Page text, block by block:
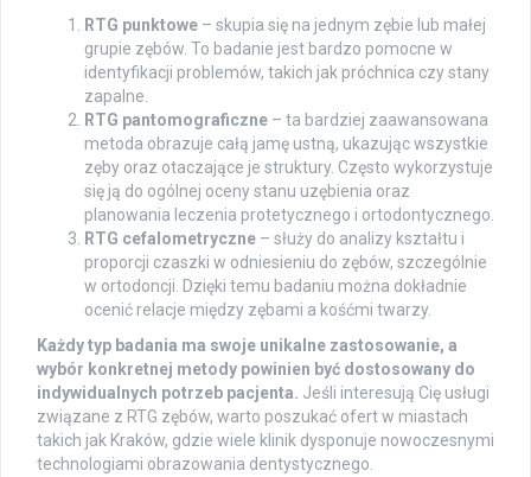
RTG punktowe – skupia się na jednym zębie lub małej
grupie zębów. To badanie jest bardzo pomocne w
identyfikacji problemów, takich jak próchnica czy stany
zapalne.
RTG pantomograficzne – ta bardziej zaawansowana
metoda obrazuje całą jamę ustną, ukazując wszystkie
zęby oraz otaczające je struktury. Często wykorzystuje
się ją do ogólnej oceny stanu uzębienia oraz
planowania leczenia protetycznego i ortodontycznego.
RTG cefalometryczne – służy do analizy kształtu i
proporcji czaszki w odniesieniu do zębów, szczególnie
w ortodoncji. Dzięki temu badaniu można dokładnie
ocenić relacje między zębami a kośćmi twarzy.
Każdy typ badania ma swoje unikalne zastosowanie, a
wybór konkretnej metody powinien być dostosowany do
indywidualnych potrzeb pacjenta. Jeśli interesują Cię usługi
związane z RTG zębów, warto poszukać ofert w miastach
takich jak Kraków, gdzie wiele klinik dysponuje nowoczesnymi
technologiami obrazowania dentystycznego.